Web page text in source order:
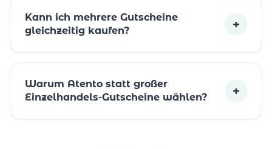
Kann ich mehrere Gutscheine
gleichzeitig kaufen?
+
Warum Atento statt großer
Einzelhandels-Gutscheine wählen?
+